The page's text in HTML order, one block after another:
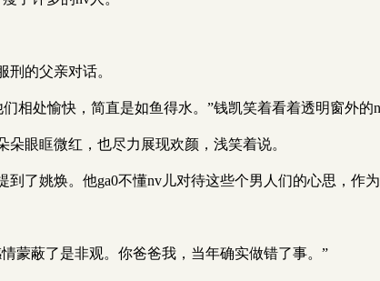
的父亲对话。
相处愉快，简直是如鱼得水。”钱凯笑着看着透明窗外的
眼眶微红，也尽力展现欢颜，浅笑着说。
了姚焕。他ga0不懂nv儿对待这些个男人们的心思，作
蒙蔽了是非观。你爸爸我，当年确实做错了事。”